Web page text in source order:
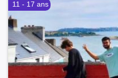
11 - 17 ans